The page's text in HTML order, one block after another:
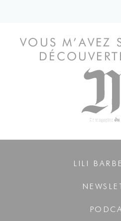
VOUS M’AVEZ
LILI